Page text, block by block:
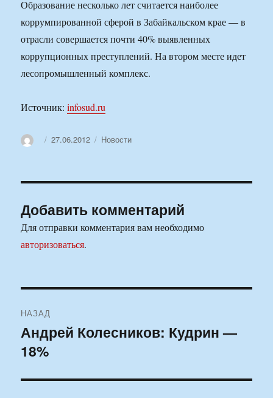
Образование несколько лет считается наиболее
коррумпированной сферой в Забайкальском крае — в
отрасли совершается почти 40% выявленных
коррупционных преступлений. На втором месте идет
лесопромышленный комплекс.
Источник:infosud.ru
АвторОпубликовано
27.06.2012 Рубрики
Новости
Добавить комментарий
Для отправки комментария вам необходимо
авторизоваться.
по
записям
НАЗАД
Предыдущая
запись:
Андрей Колесников: Кудрин —
18%